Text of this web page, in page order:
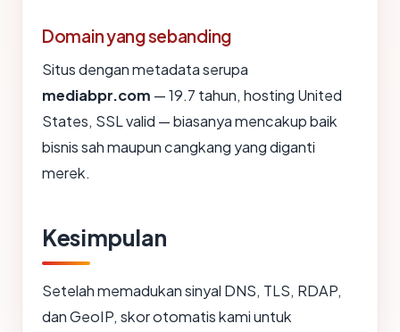
Domain yang sebanding
Situs dengan metadata serupa
mediabpr.com — 19.7 tahun, hosting United
States, SSL valid — biasanya mencakup baik
bisnis sah maupun cangkang yang diganti
merek.
Kesimpulan
Setelah memadukan sinyal DNS, TLS, RDAP,
dan GeoIP, skor otomatis kami untuk